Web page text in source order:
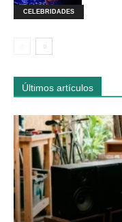
CELEBRIDADES
Últimos artículos